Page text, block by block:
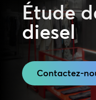
Étude
diesel
Contactez-